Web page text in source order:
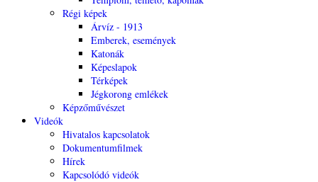
Régi képek
Árvíz - 1913
Emberek, események
Katonák
Képeslapok
Térképek
Jégkorong emlékek
Képzőművészet
Videók
Hivatalos kapcsolatok
Dokumentumfilmek
Hírek
Kapcsolódó videók